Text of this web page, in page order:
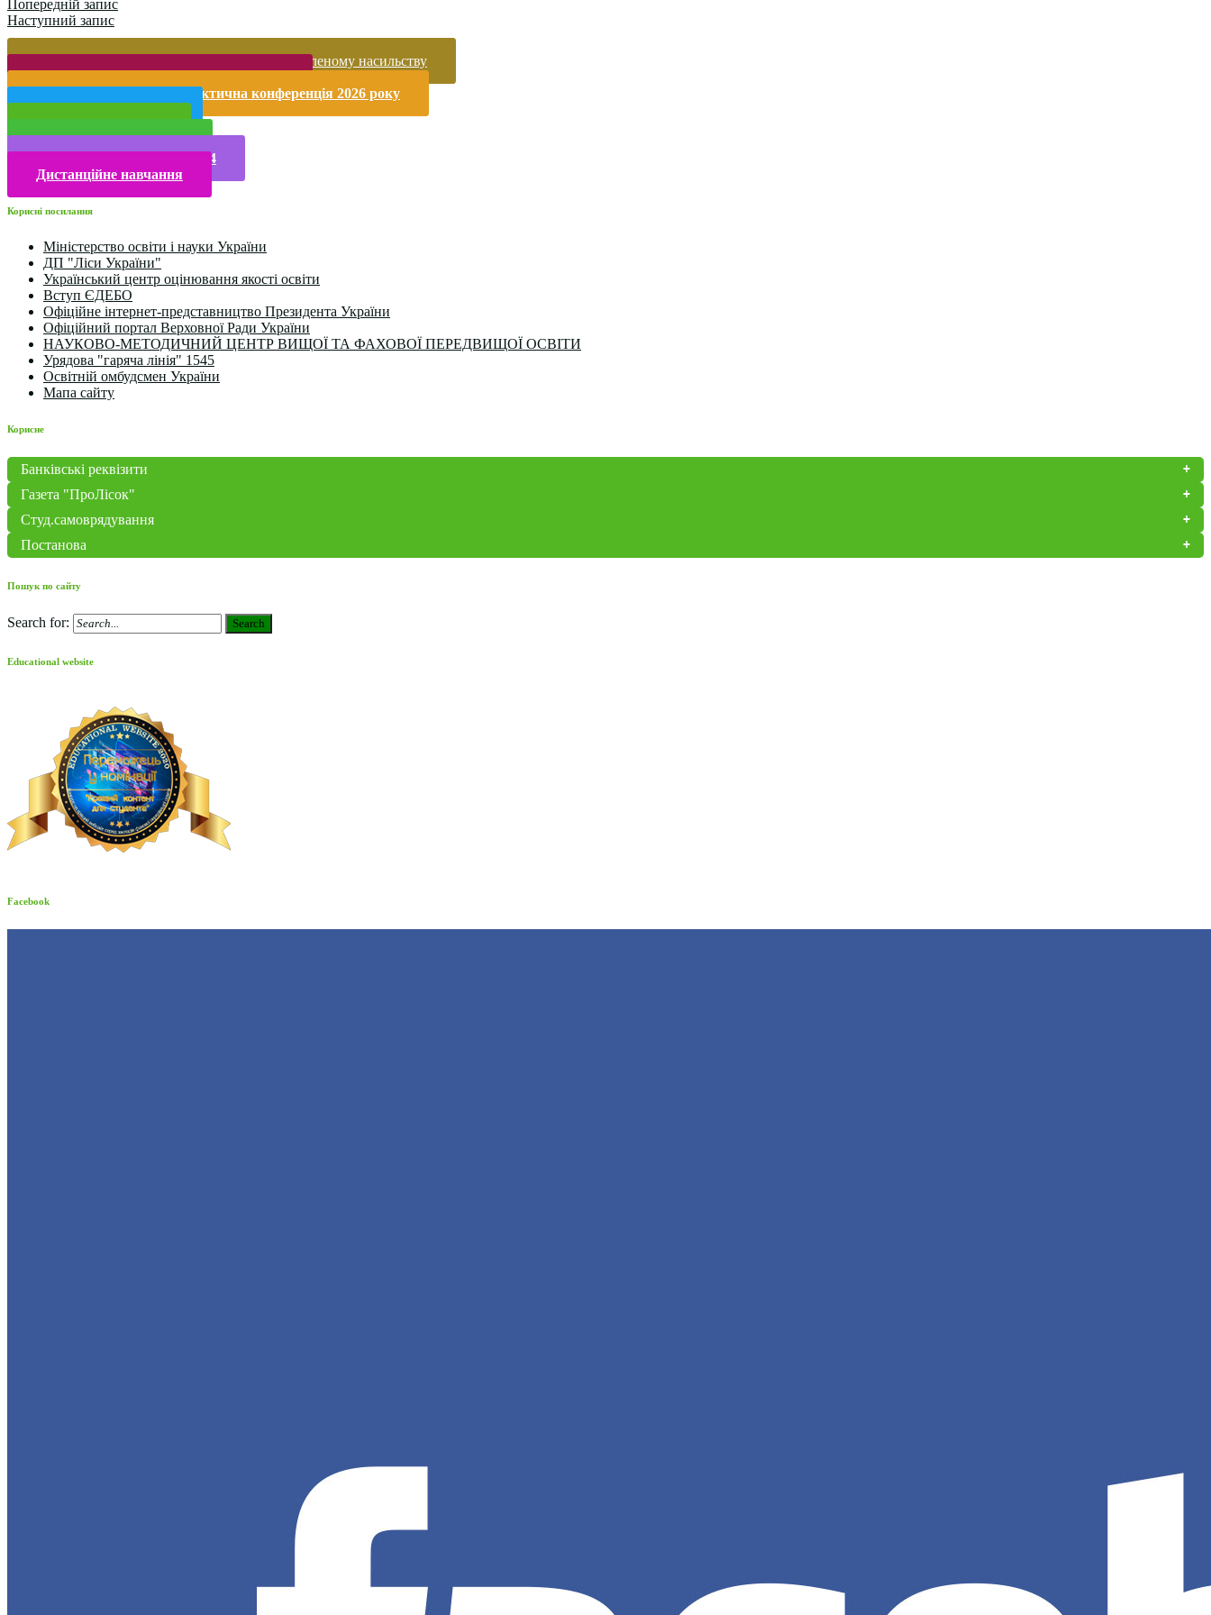
Попередній запис
Наступний запис
Запобігання домашньому та гендерно-зумовленому насильству
Міжнародна науково-практична конференція 2026 року
Конкурси та олімпіади 2024
Дистанційне навчання
Корисні посилання
Міністерство освіти і науки України
ДП "Ліси України"
Український центр оцінювання якості освіти
Вступ ЄДЕБО
Офіційне інтернет-представництво Президента України
Офіційний портал Верховної Ради України
НАУКОВО-МЕТОДИЧНИЙ ЦЕНТР ВИЩОЇ ТА ФАХОВОЇ ПЕРЕДВИЩОЇ ОСВІТИ
Урядова "гаряча лінія" 1545
Освітній омбудсмен України
Мапа сайту
Корисне
Банківські реквізити
Газета "ПроЛісок"
Студ.самоврядування
Постанова
Пошук по сайту
Search for: Search
Educational website
Facebook